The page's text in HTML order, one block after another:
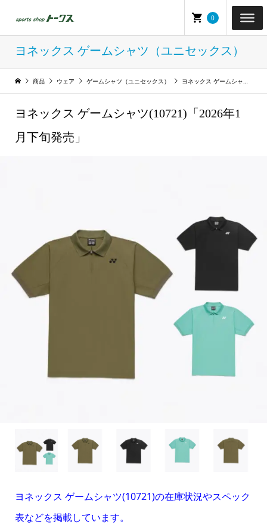
0
ヨネックス ゲームシャツ（ユニセックス）
商品 ウェア ゲームシャツ（ユニセックス） ヨネックス ゲームシャツ（ユニセックス）
ヨネックス ゲームシャツ(10721)「2026年1
月下旬発売」
ヨネックス ゲームシャツ(10721)の在庫状況やスペック
表などを掲載しています。